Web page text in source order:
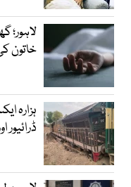
لاہور؛
خاتون
ہزارہ